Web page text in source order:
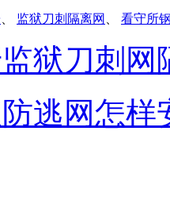
监狱刀刺隔离网 看守所
狱刀刺网
逃网怎样